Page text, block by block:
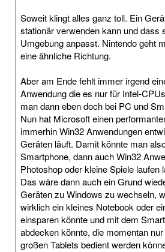
Soweit klingt alles ganz toll. Ein
stationär verwenden kann und dass
Umgebung anpasst. Nintendo geht
eine ähnliche Richtung.
Aber am Ende fehlt immer irgend
Anwendung die es nur für Intel-
man dann eben doch bei PC und
Nun hat Microsoft einen
immerhin Win32 Anwendungen
Geräten läuft. Damit könnte man
Smartphone, dann auch Win32
Photoshop oder kleine Spiele laufen
Das wäre dann auch ein Grund
Geräten zu Windows zu wechseln,
wirklich ein kleines Notebook oder
einsparen könnte und mit dem
abdecken könnte, die momentan
großen Tablets bedient werden